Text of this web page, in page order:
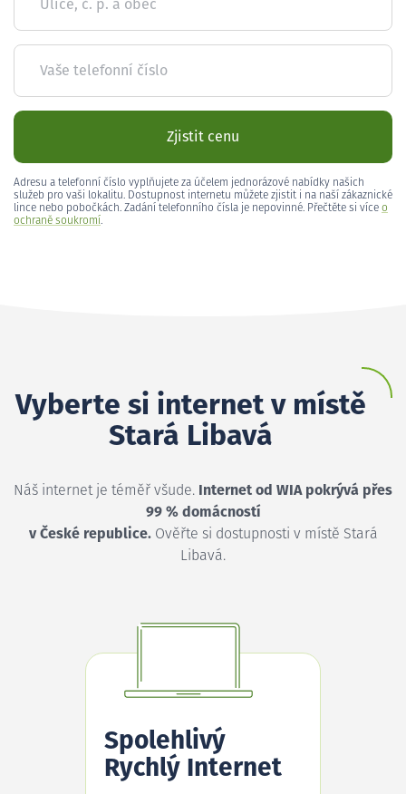
Ulice, č. p. a obec
Vaše telefonní číslo
Zjistit cenu
Adresu a telefonní číslo vyplňujete za účelem jednorázové nabídky našich
služeb pro vaši lokalitu. Dostupnost internetu můžete zjistit i na naší zákaznické
lince nebo pobočkách. Zadání telefonního čísla je nepovinné. Přečtěte si více o
ochraně soukromí.
Vyberte si internet v místě
Stará Libavá
Náš internet je téměř všude. Internet od WIA pokrývá přes
99 % domácností
v České republice.Ověřte si dostupnosti v místě Stará
Libavá.
Spolehlivý
Rychlý Internet